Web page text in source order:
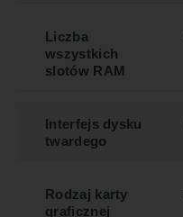
Liczba
wszystkich
slotów RAM
Interfejs dysku
twardego
Rodzaj karty
graficznej